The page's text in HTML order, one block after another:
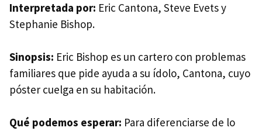
Interpretada por: Eric Cantona, Steve Evets y
Stephanie Bishop.
Sinopsis: Eric Bishop es un cartero con problemas
familiares que pide ayuda a su ídolo, Cantona, cuyo
póster cuelga en su habitación.
Qué podemos esperar: Para diferenciarse de lo